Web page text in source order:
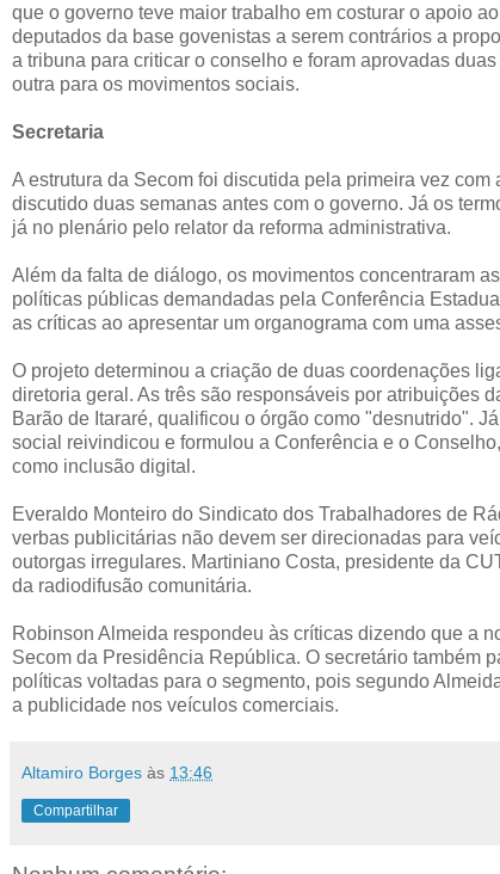
que o governo teve maior trabalho em costurar o apoio
deputados da base govenistas a serem contrários a
a tribuna para criticar o conselho e foram aprovadas
outra para os movimentos sociais.
Secretaria
A estrutura da Secom foi discutida pela primeira vez
discutido duas semanas antes com o governo. Já os
já no plenário pelo relator da reforma administrativa.
Além da falta de diálogo, os movimentos concentraram
políticas públicas demandadas pela Conferência
as críticas ao apresentar um organograma com uma
O projeto determinou a criação de duas coordenações
diretoria geral. As três são responsáveis por atribuições
Barão de Itararé, qualificou o órgão como "desnutrido".
social reivindicou e formulou a Conferência e o
como inclusão digital.
Everaldo Monteiro do Sindicato dos Trabalhadores de
verbas publicitárias não devem ser direcionadas para
outorgas irregulares. Martiniano Costa, presidente da
da radiodifusão comunitária.
Robinson Almeida respondeu às críticas dizendo que a
Secom da Presidência República. O secretário também
políticas voltadas para o segmento, pois segundo
a publicidade nos veículos comerciais.
Altamiro Borges às 13:46
Compartilhar